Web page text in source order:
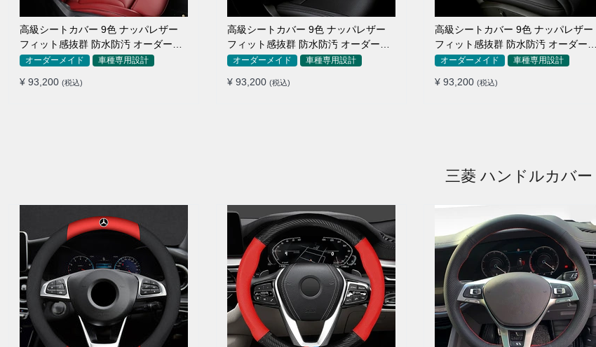
高級シートカバー 9色 ナッパレザー
フィット感抜群 防水防汚 オーダーメ
イド 全席セット
オーダーメイド 車種専用設計
¥ 93,200 (税込)
高級シートカバー 9色 ナッパレザー
フィット感抜群 防水防汚 オーダーメ
イド 全席セット
オーダーメイド 車種専用設計
¥ 93,200 (税込)
高級シートカバー 9色 ナッパレザー
フィット感抜群 防水防汚 オーダーメ
イド 全席セット
オーダーメイド 車種専用設計
¥ 93,200 (税込)
三菱 ハンドルカバー